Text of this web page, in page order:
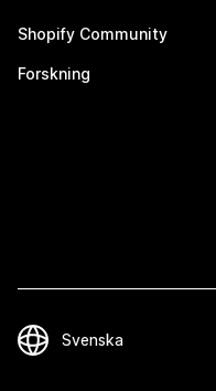
Shopify Community
Forskning